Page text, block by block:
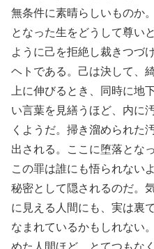
無条件に素晴らしいものか
となった生をどうして尊い
ように己を拒絶し裁きつづ
ヘトである。己は決して、
上に伸びるとき、同時に地
い言葉を見繕うほど、内に
くようだ。掃き溜められた
出される。ここに堕落とな
この罪は誰にも悟られない
秘密として隠されるのだ。
に見える人間にも、実は裏
なまれているかもしれない
めた人間ほど、とてつもな